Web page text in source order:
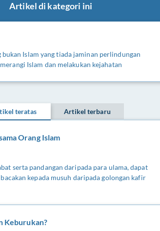
Artikel di kategori ini
Islam yang tiada jaminan perlindungan
Islam dan melakukan kejahatan
teratas Artikel terbaru
Orang Islam
serta pandangan daripada para ulama, dapat
kepada musuh daripada golongan kafir
Keburukan?